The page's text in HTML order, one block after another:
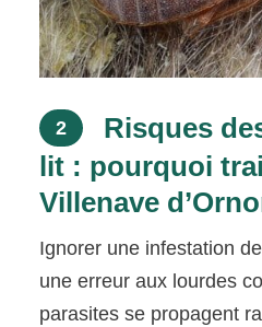
2
Risques
lit : pourquoi
Villenave
Ignorer une infestation
une erreur aux lourdes
parasites se propagent